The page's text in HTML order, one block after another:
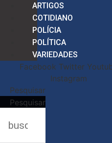
ARTIGOS
COTIDIANO
POLÍCIA
POLÍTICA
VARIEDADES
Facebook Twitter
Instagram
Pesquisar
Pesquisar